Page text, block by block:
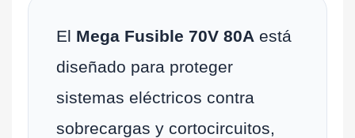
El Mega Fusible 70V 80A está
diseñado para proteger
sistemas eléctricos contra
sobrecargas y cortocircuitos,